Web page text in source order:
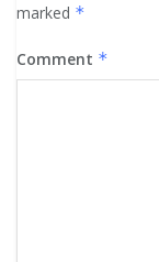
marked *
Comment *